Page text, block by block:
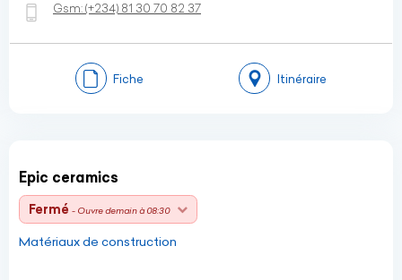
Gsm:(+234) 81 30 70 82 37
Fiche Itinéraire
Epic ceramics
Fermé - Ouvre demain à 08:30
Matériaux de construction